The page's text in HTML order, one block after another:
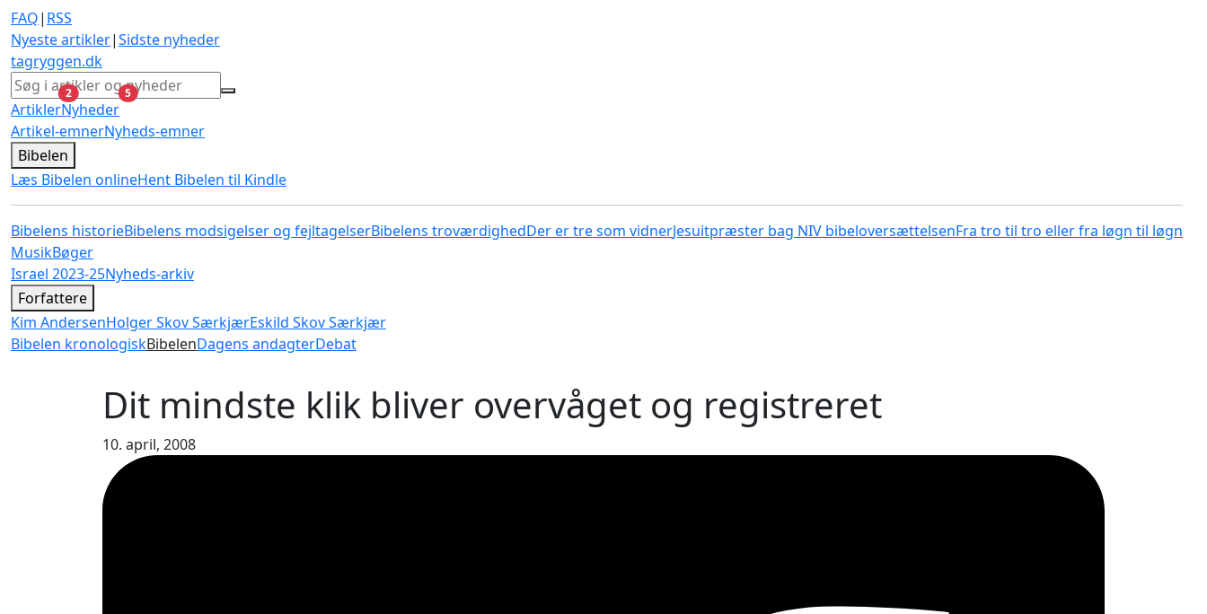
FAQ| RSS
Nyeste artikler|Sidste nyheder
tagryggen.dk
Artikler
2ulæste
Nyheder
5ulæste
Artikel-emnerNyheds-emner
Bibelen
Læs Bibelen onlineHent Bibelen til Kindle
Bibelens historieBibelens modsigelser og fejltagelserBibelens troværdighedDer er tre som vidnerJesuitpræster bag NIV bibeloversættelsenFra tro til tro eller fra løgn til løgn
MusikBøger
Israel 2023-25Nyheds-arkiv
Forfattere
Kim AndersenHolger Skov SærkjærEskild Skov Særkjær
Bibelen kronologiskBibelenDagens andagterDebat
Dit mindste klik bliver overvåget og registreret
10. april, 2008